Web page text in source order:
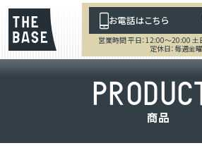
お電話はこちら
営業時間 平日：12:00～20:00
定休日：毎週金
PRODUC
商品